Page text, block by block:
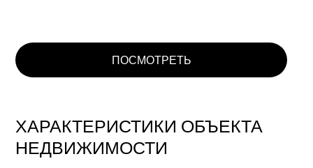
ХАРАКТЕРИСТИКИ ОБЪЕКТА
НЕДВИЖИМОСТИ
ПОСМОТРЕТЬ